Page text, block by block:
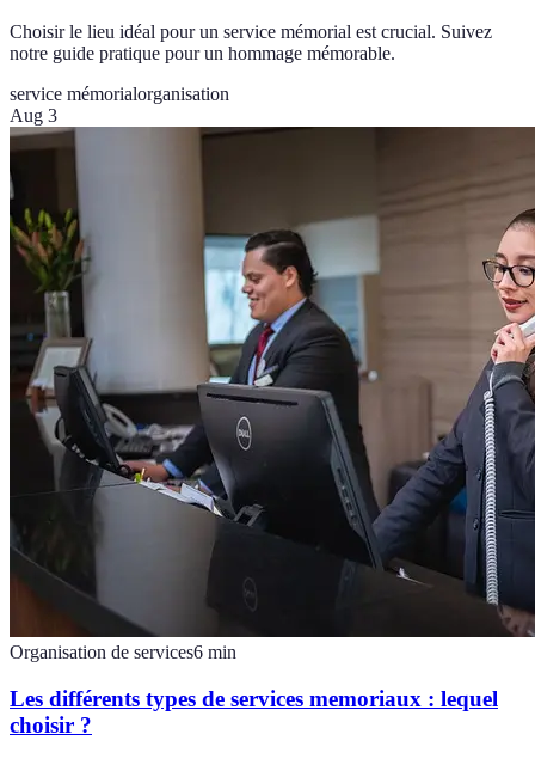
Choisir le lieu idéal pour un service mémorial est crucial. Suivez
notre guide pratique pour un hommage mémorable.
service mémorialorganisation
Aug 3
Organisation de services6 min
Les différents types de services memoriaux : lequel
choisir ?